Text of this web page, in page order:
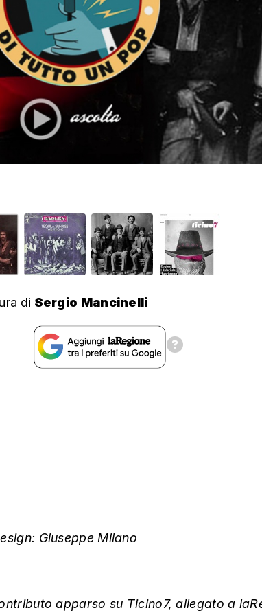
di Sergio Mancinelli
Giuseppe Milano
apparso su Ticino7, allegato a